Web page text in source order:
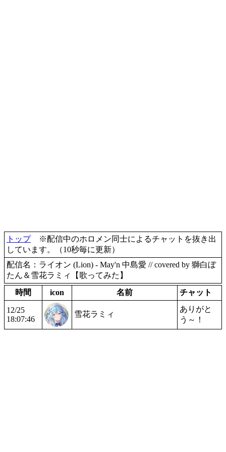
トップ※配信中のホロメン同士によるチャットを抜き出
しています。（10秒毎に更新）
配信名：ライオン (Lion) - May'n 中島愛 // covered by 獅白ぼ
たん＆雪花ラミィ【歌ってみた】
時間
icon 名前 チャット
12/25
18:07:46
雪花ラミィ
ありがと
う～！